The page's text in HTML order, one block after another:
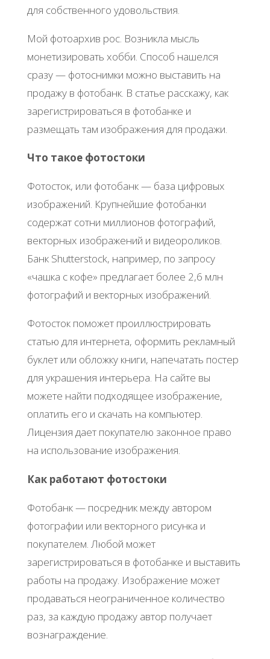
для собственного удовольствия.
Мой фотоархив рос. Возникла мысль
монетизировать хобби. Способ нашелся
сразу — фотоснимки можно выставить на
продажу в фотобанк. В статье расскажу, как
зарегистрироваться в фотобанке и
размещать там изображения для продажи.
Что такое фотостоки
Фотосток, или фотобанк — база цифровых
изображений. Крупнейшие фотобанки
содержат сотни миллионов фотографий,
векторных изображений и видеороликов.
Банк Shutterstock, например, по запросу
«чашка с кофе» предлагает более 2,6 млн
фотографий и векторных изображений.
Фотосток поможет проиллюстрировать
статью для интернета, оформить рекламный
буклет или обложку книги, напечатать постер
для украшения интерьера. На сайте вы
можете найти подходящее изображение,
оплатить его и скачать на компьютер.
Лицензия дает покупателю законное право
на использование изображения.
Как работают фотостоки
Фотобанк — посредник между автором
фотографии или векторного рисунка и
покупателем. Любой может
зарегистрироваться в фотобанке и выставить
работы на продажу. Изображение может
продаваться неограниченное количество
раз, за каждую продажу автор получает
вознаграждение.